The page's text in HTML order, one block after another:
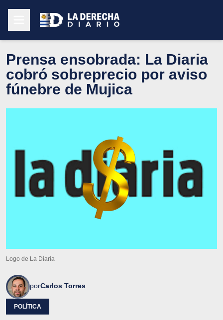
Prensa ensobrada: La Diaria
cobró sobreprecio por aviso
fúnebre de Mujica
Logo de La Diaria
porCarlos Torres
POLÍTICA